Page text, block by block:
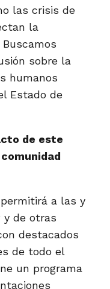
las crisis de
la
sobre la
humanos
Estado de
de este
a las y
y de otras
destacados
de todo el
un programa